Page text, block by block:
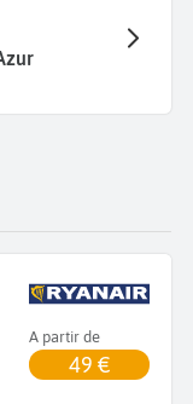
A partir de
49 €